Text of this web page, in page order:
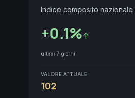
Indice composito
+0.1%↑
ultimi 7 giorni
VALORE ATTUALE
102